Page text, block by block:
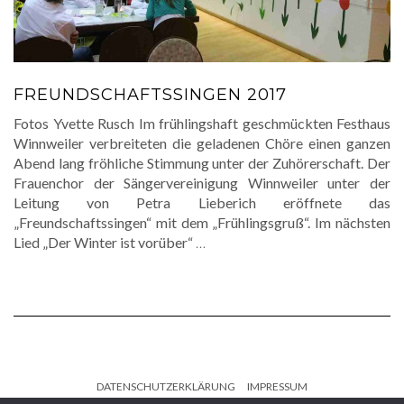
FREUNDSCHAFTSSINGEN 2017
Fotos Yvette Rusch Im frühlingshaft geschmückten Festhaus
Winnweiler verbreiteten die geladenen Chöre einen ganzen
Abend lang fröhliche Stimmung unter der Zuhörerschaft. Der
Frauenchor der Sängervereinigung Winnweiler unter der
Leitung von Petra Lieberich eröffnete das
„Freundschaftssingen“ mit dem „Frühlingsgruß“. Im nächsten
Lied „Der Winter ist vorüber“ …
DATENSCHUTZERKLÄRUNG IMPRESSUM